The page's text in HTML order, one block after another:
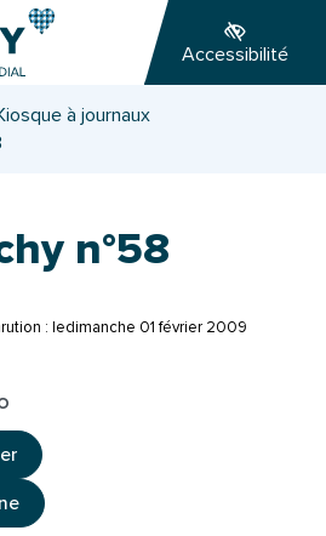
Accessibilité
à journaux
n°58
: ledimanche 01 février 2009
dans un nouvel onglet)